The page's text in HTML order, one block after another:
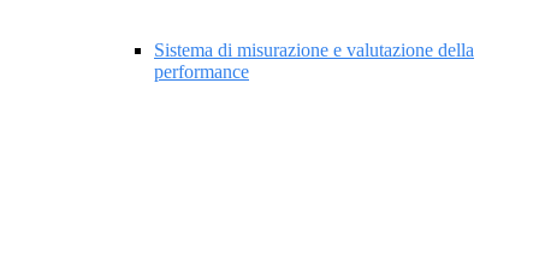
Sistema di misurazione e valutazione della
performance